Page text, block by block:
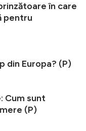
în care
pentru
din Europa? (P)
Cum sunt
(P)